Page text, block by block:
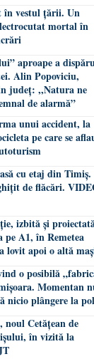
în vestul țării. Un
mortal în
aproape a
Alin Popoviciu,
județ: ,,Natura ne
de alarmă”
unui accident, la
pe care se
cu etaj din Timiș.
de flăcări.
izbită și
A1, în Remetea
lovit apoi o altă
o posibilă
Momentan
nicio plângere la
Cetățean de
în vizită la